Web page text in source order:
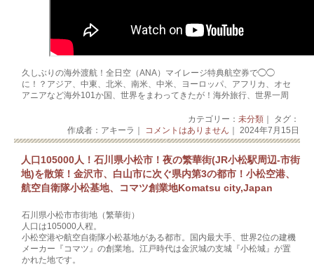
久しぶりの海外渡航！全日空（ANA）マイレージ特典航空券で◯◯
に！？アジア、中東、北米、南米、中米、ヨーロッパ、アフリカ、オセ
アニアなど海外101か国、世界をまわってきたが！海外旅行、世界一周
カテゴリー： 未分類｜ タグ：
作成者：アキーラ｜
コメントはありません ｜ 2024年7月15日
人口105000人！石川県小松市！夜の繁華街(JR小松駅周辺‐市街
地)を散策！金沢市、白山市に次ぐ県内第3の都市！小松空港、
航空自衛隊小松基地、コマツ創業地Komatsu city,Japan
石川県小松市市街地（繁華街）
人口は105000人程。
小松空港や航空自衛隊小松基地がある都市。国内最大手、世界2位の建機
メーカー『コマツ』の創業地。江戸時代は金沢城の支城『小松城』が置
かれた地です。